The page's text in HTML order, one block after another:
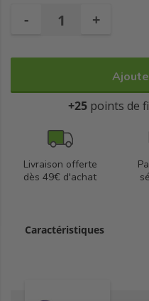
- +
+25 points de
Livraison offerte
dès 49€ d'achat
Caractéristiques